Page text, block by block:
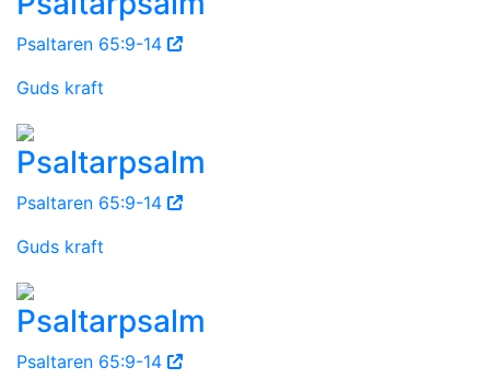
Psaltaren 65:9-14
Guds kraft
Psaltarpsalm
Psaltaren 65:9-14
Guds kraft
Psaltarpsalm
Psaltaren 65:9-14